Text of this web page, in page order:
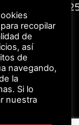
Legal –
de Privacidad
Valencia, todos
derechos reservados
recopilar
de
así
de
navegando,
la
Si lo
nuestra